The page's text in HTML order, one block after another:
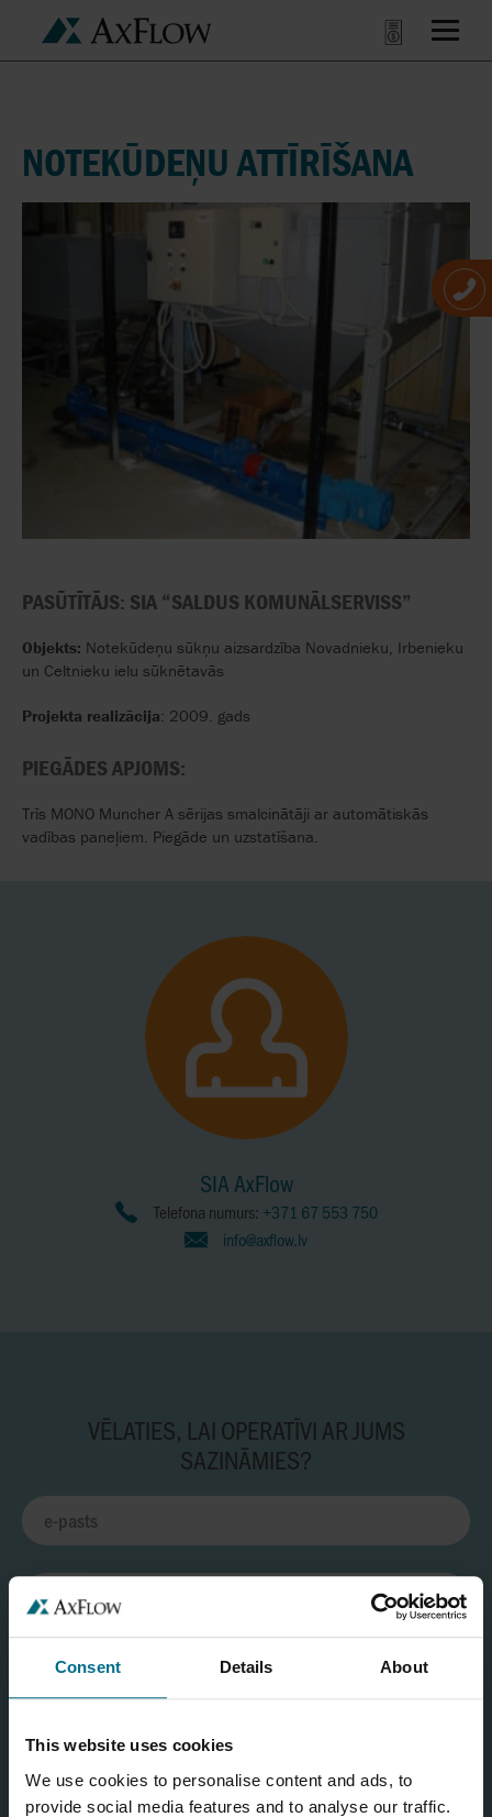
Consent Details About
This website uses cookies
We use cookies to personalise content and ads, to
provide social media features and to analyse our traffic.
NOTEKŪDEŅU ATTĪRĪŠANA
PASŪTĪTĀJS: SIA “SALDUS KOMUNĀLSERVISS”
Objekts: Notekūdeņu sūkņu aizsardzība Novadnieku, Irbenieku
un Celtnieku ielu sūknētavās
Projekta realizācija: 2009. gads
PIEGĀDES APJOMS:
Trīs MONO Muncher A sērijas smalcinātāji ar automātiskās
vadības paneļiem. Piegāde un uzstatīšana.
SIA AxFlow
Telefona numurs: +371 67 553 750
info@axflow.lv
VĒLATIES, LAI OPERATĪVI AR JUMS
SAZINĀMIES?